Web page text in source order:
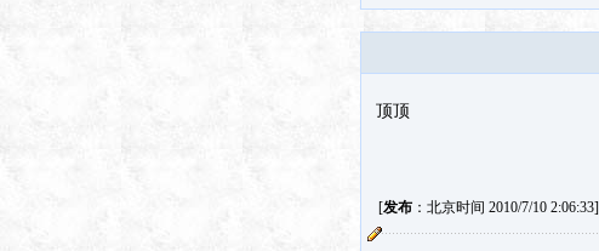
顶顶
[发布：北京时间 2010/7/10 2:06:33]